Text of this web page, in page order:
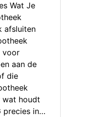
Wat Je
afsluiten
voor
aan de
die
wat houdt
precies in…